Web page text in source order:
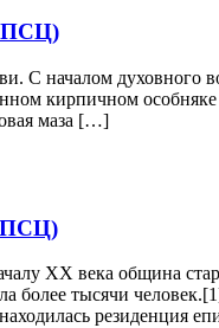
С началом духовного
кирпичном
маза […]
ХХ века община
тысячи
резиденция